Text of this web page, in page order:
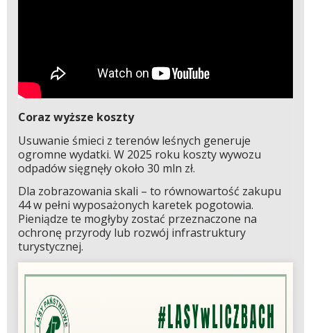
Coraz wyższe koszty
Usuwanie śmieci z terenów leśnych generuje
ogromne wydatki. W 2025 roku koszty wywozu
odpadów sięgnęły około 30 mln zł.
Dla zobrazowania skali – to równowartość zakupu
44 w pełni wyposażonych karetek pogotowia.
Pieniądze te mogłyby zostać przeznaczone na
ochronę przyrody lub rozwój infrastruktury
turystycznej.